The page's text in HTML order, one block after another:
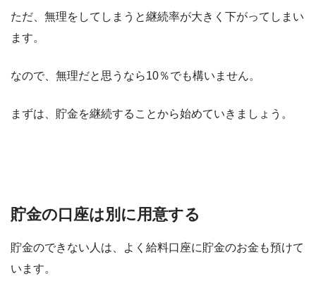
ただ、無理をしてしまうと継続率が大きく下がってしまい
ます。
なので、無理だと思うなら10％でも構いません。
まずは、貯金を継続することから始めていきましょう。
貯金の口座は別に用意する
貯金のできない人は、よく給料口座に貯金のお金も預けて
います。